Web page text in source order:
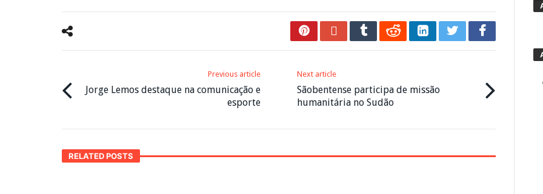
Previous article
Jorge Lemos destaque na comunicação e
esporte
Next article
Sãobentense participa de missão
humanitária no Sudão
RELATED POSTS